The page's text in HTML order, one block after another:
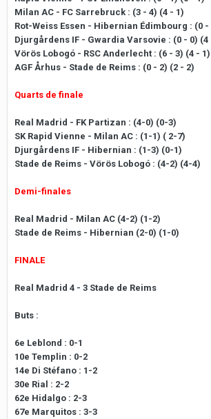
Milan AC - FC Sarrebruck : (3 - 4) (4 - 1)
Rot-Weiss Essen - Hibernian Édimbourg : (0 -
Djurgårdens IF - Gwardia Varsovie : (0 - 0) (4
Vörös Lobogó - RSC Anderlecht : (6 - 3) (4 - 1)
AGF Århus - Stade de Reims : (0 - 2) (2 - 2)
Quarts de finale
Real Madrid - FK Partizan : (4-0) (0-3)
SK Rapid Vienne - Milan AC : (1-1) ( 2-7)
Djurgårdens IF - Hibernian : (1-3) (0-1)
Stade de Reims - Vörös Lobogó : (4-2) (4-4)
Demi-finales
Real Madrid - Milan AC (4-2) (1-2)
Stade de Reims - Hibernian (2-0) (1-0)
FINALE
Real Madrid 4 - 3 Stade de Reims
Buts :
6e Leblond : 0-1
10e Templin : 0-2
14e Di Stéfano : 1-2
30e Rial : 2-2
62e Hidalgo : 2-3
67e Marquitos : 3-3